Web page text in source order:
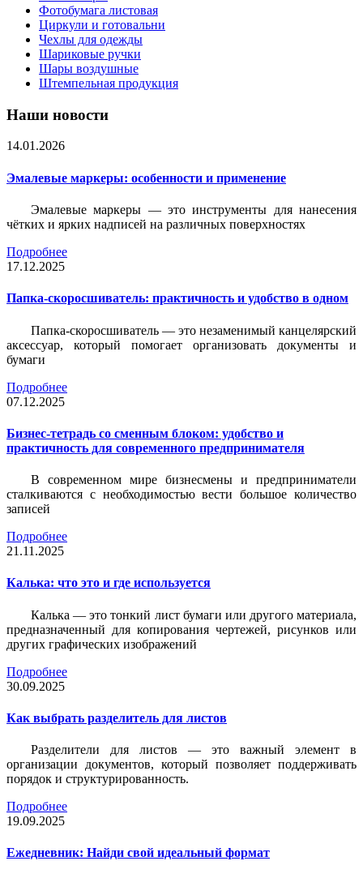
Фотобумага листовая
Циркули и готовальни
Чехлы для одежды
Шариковые ручки
Шары воздушные
Штемпельная продукция
Наши новости
14.01.2026
Эмалевые маркеры: особенности и применение
Эмалевые маркеры — это инструменты для нанесения
чётких и ярких надписей на различных поверхностях
Подробнее
17.12.2025
Папка-скоросшиватель: практичность и удобство в одном
Папка-скоросшиватель — это незаменимый канцелярский
аксессуар, который помогает организовать документы и
бумаги
Подробнее
07.12.2025
Бизнес-тетрадь со сменным блоком: удобство и
практичность для современного предпринимателя
В современном мире бизнесмены и предприниматели
сталкиваются с необходимостью вести большое количество
записей
Подробнее
21.11.2025
Калька: что это и где используется
Калька — это тонкий лист бумаги или другого материала,
предназначенный для копирования чертежей, рисунков или
других графических изображений
Подробнее
30.09.2025
Как выбрать разделитель для листов
Разделители для листов — это важный элемент в
организации документов, который позволяет поддерживать
порядок и структурированность.
Подробнее
19.09.2025
Ежедневник: Найди свой идеальный формат